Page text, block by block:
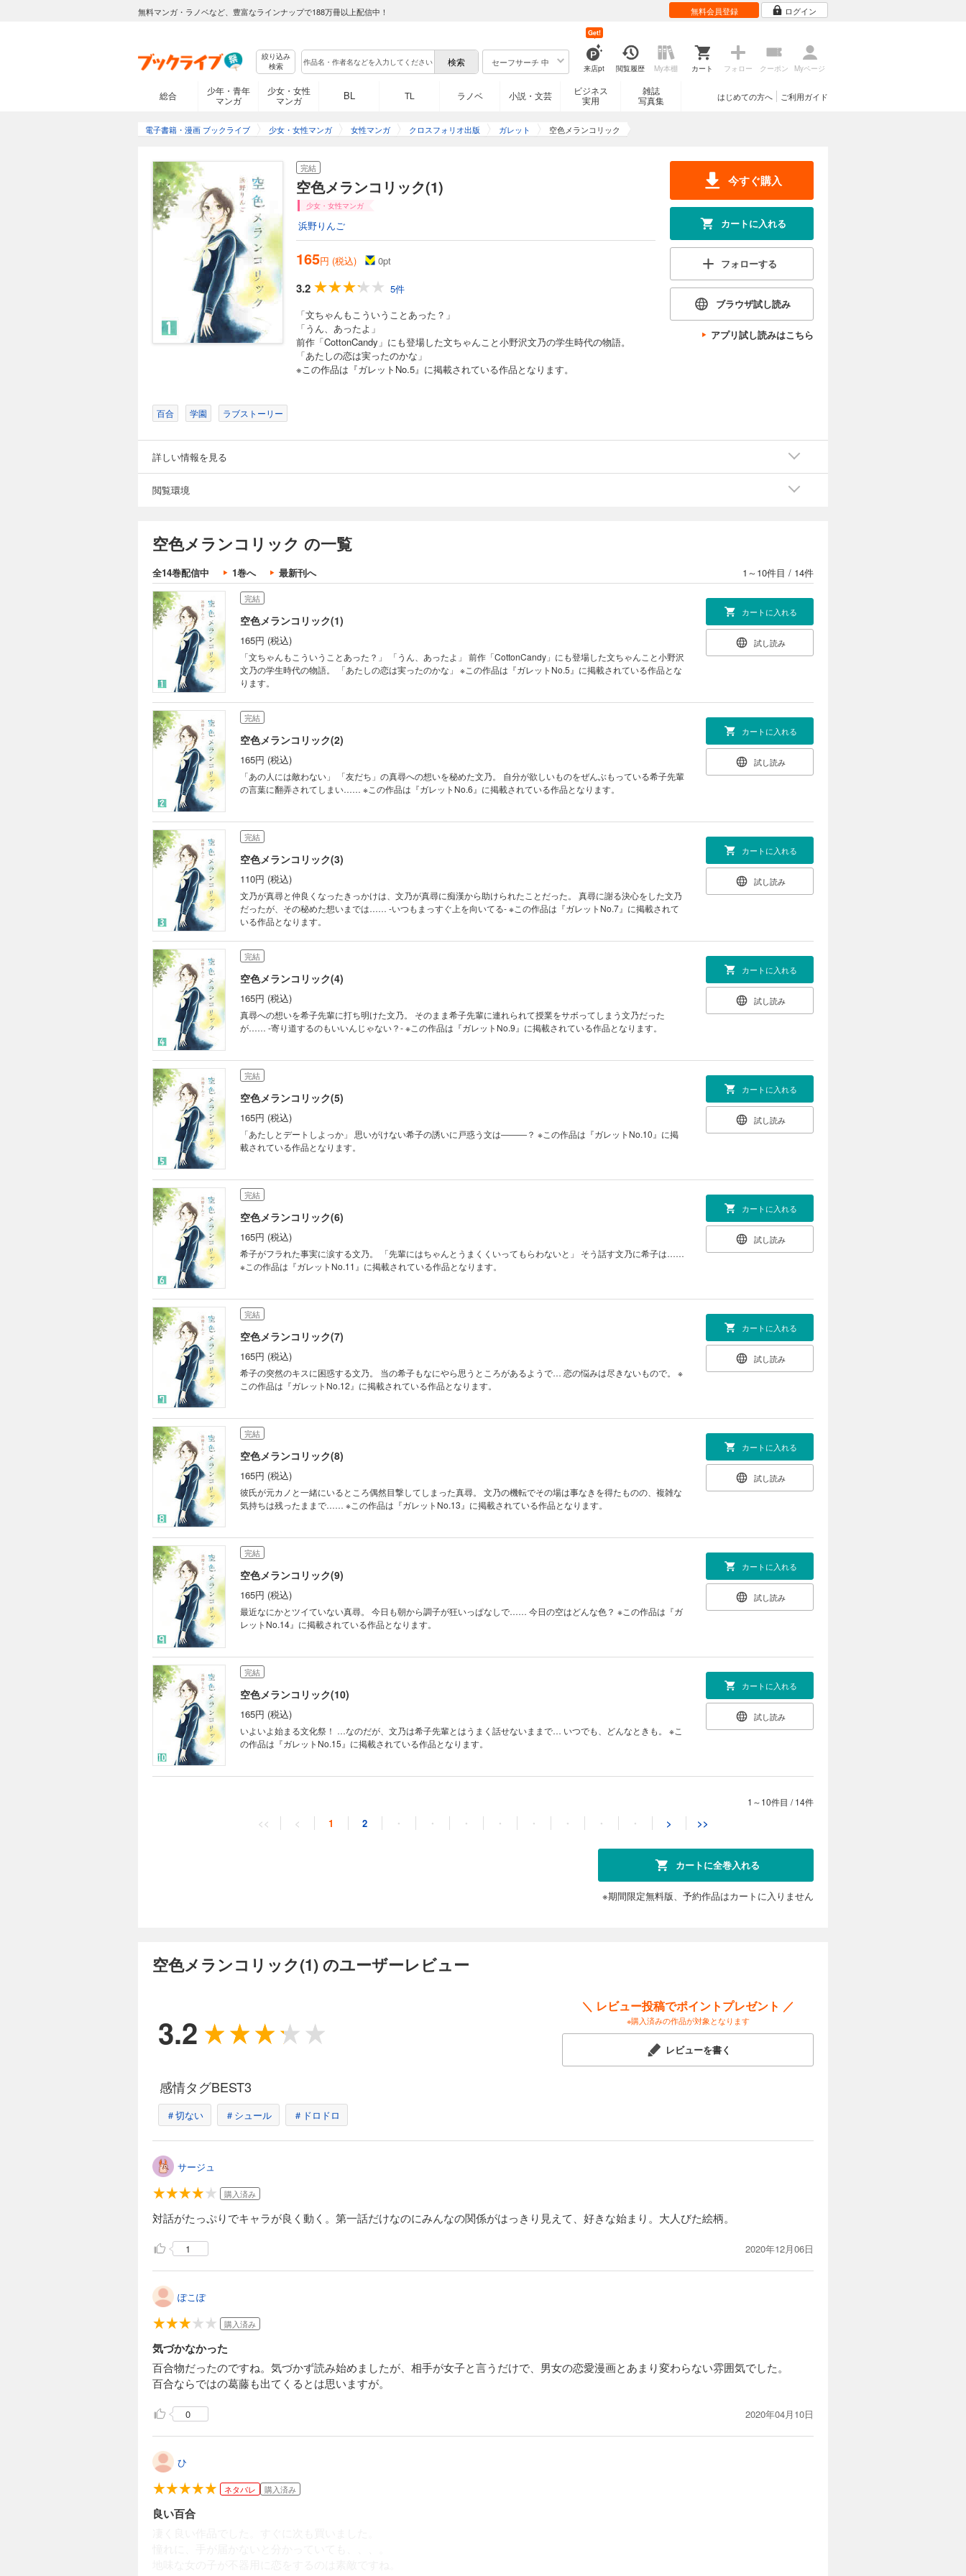
無料マンガ・ラノベなど、豊富なラインナップで188万冊以上配信中！ 無料会員登録 ログイン
絞り込み
検索
セーフサーチ 中
来店pt
Get!
閲覧履歴 My本棚 カート フォロー クーポン Myページ
総合
少年・青年
マンガ
少女・女性
マンガ
BL TL ラノベ 小説・文芸
ビジネス
実用
雑誌
写真集
ご利用ガイド
はじめての方へ
電子書籍・漫画 ブックライブ 少女・女性マンガ 女性マンガ クロスフォリオ出版 ガレット 空色メランコリック
完結
空色メランコリック(1)
少女・女性マンガ
浜野りんご
165円 (税込) 0pt
3.2
5件
「文ちゃんもこういうことあった？」
「うん、あったよ」
前作「CottonCandy」にも登場した文ちゃんこと小野沢文乃の学生時代の物語。
「あたしの恋は実ったのかな」
※この作品は『ガレットNo.5』に掲載されている作品となります。
今すぐ購入
カートに入れる
フォローする
ブラウザ試し読み
アプリ試し読みはこちら
百合 学園 ラブストーリー
詳しい情報を見る
閲覧環境
空色メランコリック の一覧
全14巻配信中 1巻へ 最新刊へ 1～10件目 / 14件
完結
空色メランコリック(1)
165円 (税込)
「文ちゃんもこういうことあった？」 「うん、あったよ」 前作「CottonCandy」にも登場した文ちゃんこと小野沢
文乃の学生時代の物語。 「あたしの恋は実ったのかな」 ※この作品は『ガレットNo.5』に掲載されている作品とな
ります。
カートに入れる
試し読み
完結
空色メランコリック(2)
165円 (税込)
「あの人には敵わない」 「友だち」の真尋への想いを秘めた文乃。 自分が欲しいものをぜんぶもっている希子先輩
の言葉に翻弄されてしまい…… ※この作品は『ガレットNo.6』に掲載されている作品となります。
カートに入れる
試し読み
完結
空色メランコリック(3)
110円 (税込)
文乃が真尋と仲良くなったきっかけは、文乃が真尋に痴漢から助けられたことだった。 真尋に謝る決心をした文乃
だったが、その秘めた想いまでは…… -いつもまっすぐ上を向いてる- ※この作品は『ガレットNo.7』に掲載されて
いる作品となります。
カートに入れる
試し読み
完結
空色メランコリック(4)
165円 (税込)
真尋への想いを希子先輩に打ち明けた文乃。 そのまま希子先輩に連れられて授業をサボってしまう文乃だった
が…… -寄り道するのもいいんじゃない？- ※この作品は『ガレットNo.9』に掲載されている作品となります。
カートに入れる
試し読み
完結
空色メランコリック(5)
165円 (税込)
「あたしとデートしよっか」 思いがけない希子の誘いに戸惑う文は―――？ ※この作品は『ガレットNo.10』に掲
載されている作品となります。
カートに入れる
試し読み
完結
空色メランコリック(6)
165円 (税込)
希子がフラれた事実に涙する文乃。 「先輩にはちゃんとうまくくいってもらわないと」 そう話す文乃に希子は……
※この作品は『ガレットNo.11』に掲載されている作品となります。
カートに入れる
試し読み
完結
空色メランコリック(7)
165円 (税込)
希子の突然のキスに困惑する文乃。 当の希子もなにやら思うところがあるようで… 恋の悩みは尽きないもので。 ※
この作品は『ガレットNo.12』に掲載されている作品となります。
カートに入れる
試し読み
完結
空色メランコリック(8)
165円 (税込)
彼氏が元カノと一緒にいるところ偶然目撃してしまった真尋。 文乃の機転でその場は事なきを得たものの、複雑な
気持ちは残ったままで…… ※この作品は『ガレットNo.13』に掲載されている作品となります。
カートに入れる
試し読み
完結
空色メランコリック(9)
165円 (税込)
最近なにかとツイていない真尋。 今日も朝から調子が狂いっぱなしで…… 今日の空はどんな色？ ※この作品は『ガ
レットNo.14』に掲載されている作品となります。
カートに入れる
試し読み
完結
空色メランコリック(10)
165円 (税込)
いよいよ始まる文化祭！ …なのだが、文乃は希子先輩とはうまく話せないままで… いつでも、どんなときも。 ※こ
の作品は『ガレットNo.15』に掲載されている作品となります。
カートに入れる
試し読み
空色メランコリック(11)
165円 (税込)
カートに入れる
学園祭2日目です。 思い出になってしまった言葉は 甘くて それでも… ※この作品は『ガレットNo.17』に掲載され
完結
部室で店番をする文乃。 そんな彼女の前に真尋の恋人、関谷さんが現れて…… ※この作品は『ガレットNo.19』に
掲載されている作品となります
165円 (税込)
ている作品となります。
1～10件目 /14件
<< < 1 2 ・ ・ ・ ・ ・ ・ ・ ・ > >>
カートに全巻入れる
※期間限定無料版、予約作品はカートに入りません
空色メランコリック(1) のユーザーレビュー
3.2
＼ レビュー投稿でポイントプレゼント ／
※購入済みの作品が対象となります
レビューを書く
感情タグBEST3
＃切ない ＃シュール ＃ドロドロ
サージュ
購入済み
対話がたっぷりでキャラが良く動く。第一話だけなのにみんなの関係がはっきり見えて、好きな始まり。大人びた絵柄。
1 2020年12月06日
ぽこぽ
購入済み
気づかなかった
百合物だったのですね。気づかず読み始めましたが、相手が女子と言うだけで、男女の恋愛漫画とあまり変わらない雰囲気でした。
百合ならではの葛藤も出てくるとは思いますが。
0 2020年04月10日
ひ
ネタバレ 購入済み
良い百合